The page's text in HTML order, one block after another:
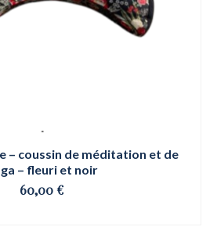
– coussin de méditation et de
– fleuri et noir
60,00€